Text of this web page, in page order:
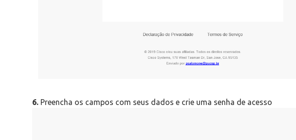
6. Preencha os campos com seus dados e crie uma senha de acesso